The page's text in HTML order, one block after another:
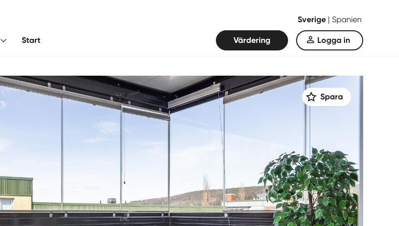
Sverige | Spanien
Start Värdering Logga in
Spara